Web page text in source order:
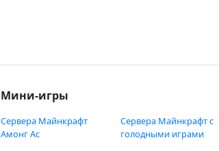
Мини-игры
Сервера Майнкрафт
Амонг Ас
Сервера Майнкрафт с
голодными играми